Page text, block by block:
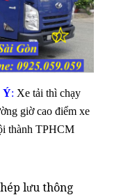
Ý: Xe tải thì chạy
giờ cao điểm xe
thành TPHCM
lưu thông